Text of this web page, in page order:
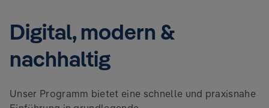
Digital, modern &
nachhaltig
Unser Programm bietet eine schnelle und praxisnahe